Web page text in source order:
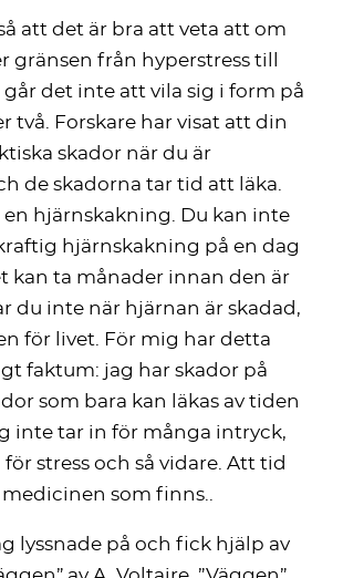
att det är bra att veta att om
gränsen från hyperstress till
det inte att vila sig i form på
två. Forskare har visat att din
skador när du är
de skadorna tar tid att läka.
hjärnskakning. Du kan inte
hjärnskakning på en dag
kan ta månader innan den är
du inte när hjärnan är skadad,
för livet. För mig har detta
faktum: jag har skador på
som bara kan läkas av tiden
inte tar in för många intryck,
stress och så vidare. Att tid
som finns..
lyssnade på och fick hjälp av